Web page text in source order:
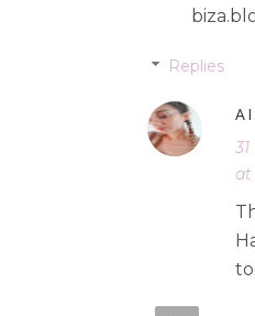
Replies
at